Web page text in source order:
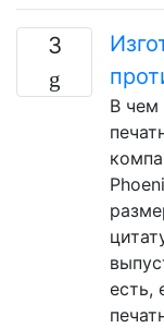
3
В чем
есть,